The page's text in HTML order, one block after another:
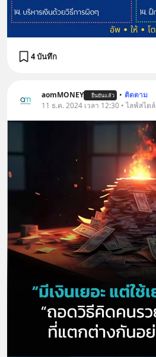
4 บันทึก
aomMONEY ยืนยันแล้ว • ติดตาม
11 ธ.ค. 2024 เวลา 12:30 • ไลฟ์สไตล์